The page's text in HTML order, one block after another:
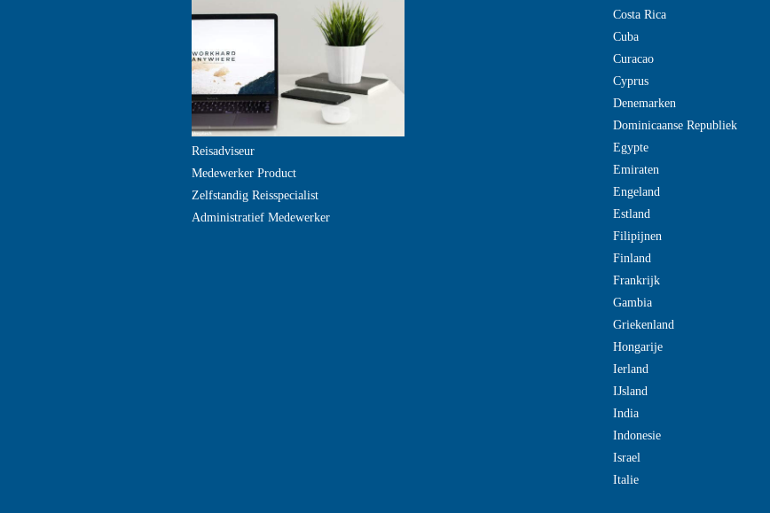
Reisadviseur
Medewerker Product
Zelfstandig Reisspecialist
Administratief Medewerker
Costa Rica
Cuba
Curacao
Cyprus
Denemarken
Dominicaanse Republiek
Egypte
Emiraten
Engeland
Estland
Filipijnen
Finland
Frankrijk
Gambia
Griekenland
Hongarije
Ierland
IJsland
India
Indonesie
Israel
Italie